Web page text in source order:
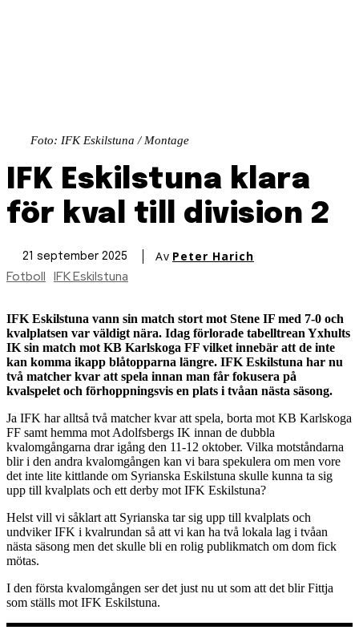
Foto: IFK Eskilstuna / Montage
IFK Eskilstuna klara
för kval till division 2
21 september 2025 Av Peter Harich
Fotboll IFK Eskilstuna
IFK Eskilstuna vann sin match stort mot Stene IF med 7-0 och
kvalplatsen var väldigt nära. Idag förlorade tabelltrean Yxhults
IK sin match mot KB Karlskoga FF vilket innebär att de inte
kan komma ikapp blåtopparna längre. IFK Eskilstuna har nu
två matcher kvar att spela innan man får fokusera på
kvalspelet och förhoppningsvis en plats i tvåan nästa säsong.
Ja IFK har alltså två matcher kvar att spela, borta mot KB Karlskoga
FF samt hemma mot Adolfsbergs IK innan de dubbla
kvalomgångarna drar igång den 11-12 oktober. Vilka motståndarna
blir i den andra kvalomgången kan vi bara spekulera om men vore
det inte lite kittlande om Syrianska Eskilstuna skulle kunna ta sig
upp till kvalplats och ett derby mot IFK Eskilstuna?
Helst vill vi såklart att Syrianska tar sig upp till kvalplats och
undviker IFK i kvalrundan så att vi kan ha två lokala lag i tvåan
nästa säsong men det skulle bli en rolig publikmatch om dom fick
mötas.
I den första kvalomgången ser det just nu ut som att det blir Fittja
som ställs mot IFK Eskilstuna.